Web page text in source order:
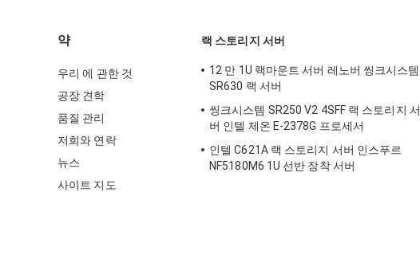
약
우리 에 관한 것
공장 견학
품질 관리
저희와 연락
뉴스
사이트 지도
랙 스토리지 서버
12 만 1U 랙마운트 서버 레노버 씽크시스템
SR630 랙 서버
씽크시스템 SR250 V2 4SFF 랙 스토리지 서
버 인텔 제온 E-2378G 프로세서
인텔 C621A 랙 스토리지 서버 인스푸르
NF5180M6 1U 선반 장착 서버